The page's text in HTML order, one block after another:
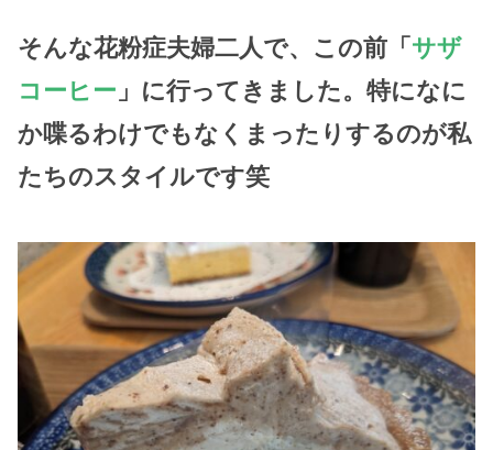
そんな花粉症夫婦二人で、この前「 サザ
コーヒー 」に行ってきました。特になに
か喋るわけでもなくまったりするのが私
たちのスタイルです笑